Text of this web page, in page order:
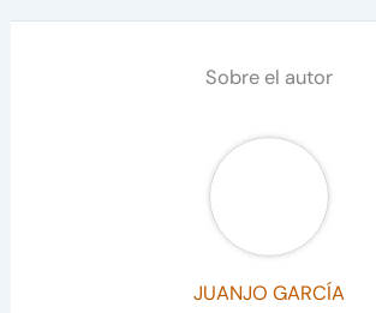
Sobre el autor
JUANJO GARCÍA